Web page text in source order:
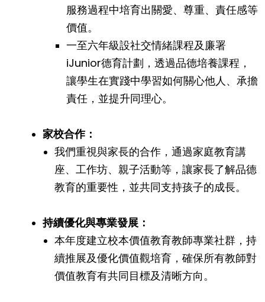
服務過程中培育出關愛、尊重、責任感等
價值。
一至六年級設社交情緒課程及廉署
iJunior德育計劃，透過品德培養課程，
讓學生在實踐中學習如何關心他人、承擔
責任，並提升同理心。
家校合作：
我們重視與家長的合作，通過家庭教育講
座、工作坊、親子活動等，讓家長了解品德
教育的重要性，並共同支持孩子的成長。
持續優化與專業發展：
本年度建立校本價值教育教師專業社群，持
續推展及優化價值觀培育，確保所有教師對
價值教育有共同目標及清晰方向。